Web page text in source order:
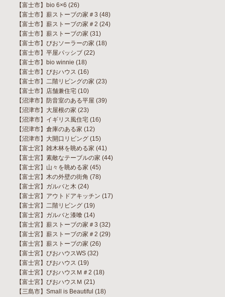
【富士市】bio 6×6 (26)
【富士市】薪ストーブの家＃3 (48)
【富士市】薪ストーブの家＃2 (24)
【富士市】薪ストーブの家 (31)
【富士市】びおソーラーの家 (18)
【富士市】平屋パッシブ (22)
【富士市】bio winnie (18)
【富士市】びおハウス (16)
【富士市】二階リビングの家 (23)
【富士市】店舗兼住宅 (10)
【沼津市】防音室のある平屋 (39)
【沼津市】大屋根の家 (23)
【沼津市】イギリス風住宅 (16)
【沼津市】倉庫のある家 (12)
【沼津市】大開口リビング (15)
【富士宮】雑木林を眺める家 (41)
【富士宮】素敵なテーブルの家 (44)
【富士宮】山々を眺める家 (45)
【富士宮】木の外壁の街角 (78)
【富士宮】ガルバと木 (24)
【富士宮】アウトドアキッチン (17)
【富士宮】二階リビング (19)
【富士宮】ガルバと漆喰 (14)
【富士宮】薪ストーブの家＃3 (32)
【富士宮】薪ストーブの家＃2 (29)
【富士宮】薪ストーブの家 (26)
【富士宮】びおハウスWS (32)
【富士宮】びおハウス (19)
【富士宮】びおハウスＭ＃2 (18)
【富士宮】びおハウスＭ (21)
【三島市】Small is Beautiful (18)